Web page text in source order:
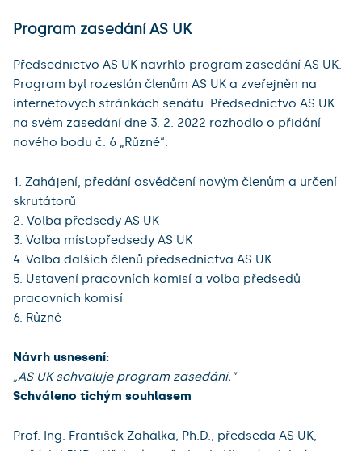
Program zasedání AS UK
Předsednictvo AS UK navrhlo program zasedání AS UK.
Program byl rozeslán členům AS UK a zveřejněn na
internetových stránkách senátu. Předsednictvo AS UK
na svém zasedání dne 3. 2. 2022 rozhodlo o přidání
nového bodu č. 6 „Různé“.
1. Zahájení, předání osvědčení novým členům a určení
skrutátorů
2. Volba předsedy AS UK
3. Volba místopředsedy AS UK
4. Volba dalších členů předsednictva AS UK
5. Ustavení pracovních komisí a volba předsedů
pracovních komisí
6. Různé
Návrh usnesení:
„AS UK schvaluje program zasedání.”
Schváleno tichým souhlasem
Prof. Ing. František Zahálka, Ph.D., předseda AS UK,